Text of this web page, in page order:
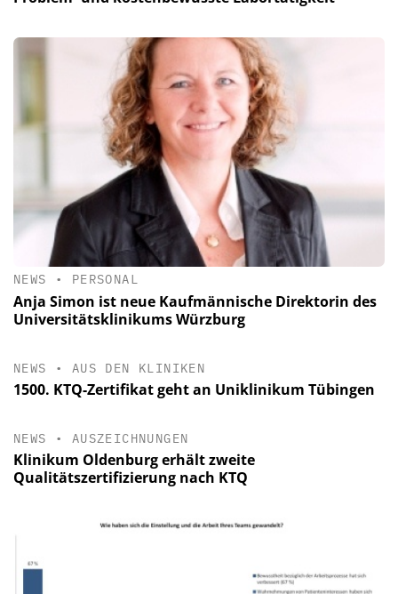
NEWS • PERSONAL
Anja Simon ist neue Kaufmännische Direktorin des
Universitätsklinikums Würzburg
NEWS • AUS DEN KLINIKEN
1500. KTQ-Zertifikat geht an Uniklinikum Tübingen
NEWS • AUSZEICHNUNGEN
Klinikum Oldenburg erhält zweite
Qualitätszertifizierung nach KTQ